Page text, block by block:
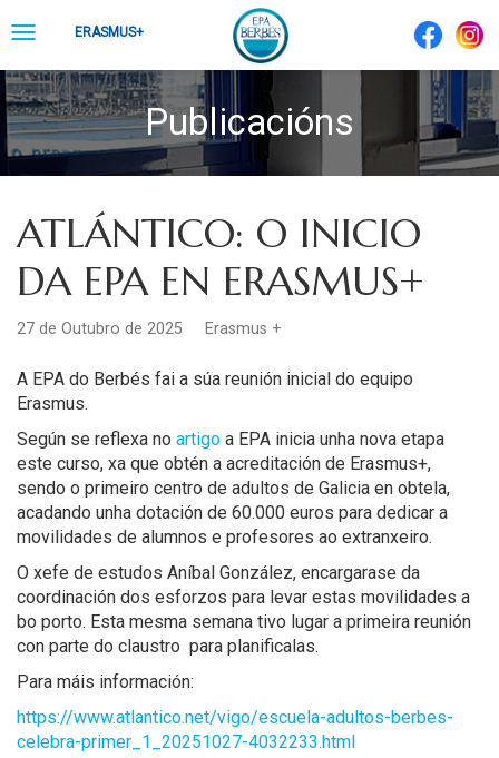
to ToggleERASMUS+
Publicacións
ATLÁNTICO: O INICIO
DA EPA EN ERASMUS+
27 de Outubro de 2025 Erasmus +
A EPA do Berbés fai a súa reunión inicial do equipo
Erasmus.
Según se reflexa no artigo a EPA inicia unha nova etapa
este curso, xa que obtén a acreditación de Erasmus+,
sendo o primeiro centro de adultos de Galicia en obtela,
acadando unha dotación de 60.000 euros para dedicar a
movilidades de alumnos e profesores ao extranxeiro.
O xefe de estudos Aníbal González, encargarase da
coordinación dos esforzos para levar estas movilidades a
bo porto. Esta mesma semana tivo lugar a primeira reunión
con parte do claustro para planificalas.
Para máis información:
https://www.atlantico.net/vigo/escuela-adultos-berbes-
celebra-primer_1_20251027-4032233.html